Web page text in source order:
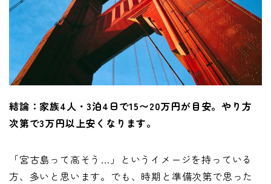
結論：家族4人・3泊4日で15〜20万円が目安。やり方
次第で3万円以上安くなります。
「宮古島って高そう…」というイメージを持っている
方、多いと思います。でも、時期と準備次第で思った